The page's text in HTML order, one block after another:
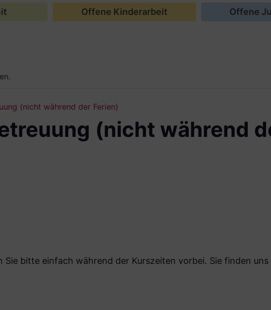
Offene Kinderarbeit Offene
(nicht während der Ferien)
(nicht während
Sie bitte einfach während der Kurszeiten vorbei. Sie finden uns